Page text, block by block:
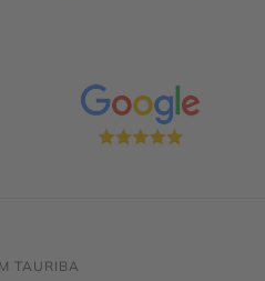
TAURIBA